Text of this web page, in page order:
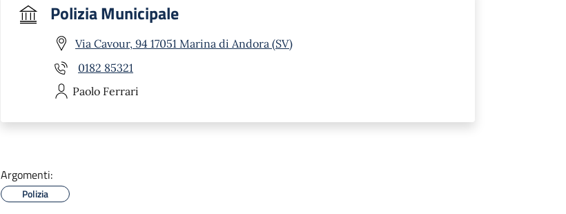
Polizia Municipale
Via Cavour, 94 17051 Marina di Andora (SV)
0182 85321
Paolo Ferrari
Argomenti:
Polizia